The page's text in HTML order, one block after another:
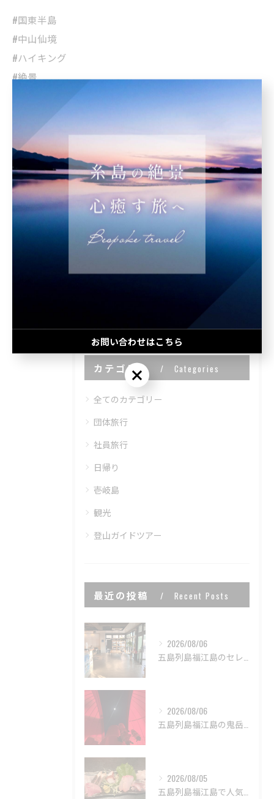
#国東半島
#中山仙境
#ハイキング
#絶景
< 前のページ 一覧に戻る 次のページ >
関連タグ
カテゴリー Categories
全てのカテゴリー
団体旅行
社員旅行
日帰り
壱岐島
観光
登山ガイドツアー
最近の投稿 Recent Posts
2026/08/06
五島列島福江島のセレンディップホテル五島🏨
2026/08/06
五島列島福江島の鬼岳星空ナイトツアーで非日常な世界を体験しま...
2026/08/05
五島列島福江島で人気店 居酒屋しよう🍶🏮
お問い合わせはこちら
お問い合わせはこちら